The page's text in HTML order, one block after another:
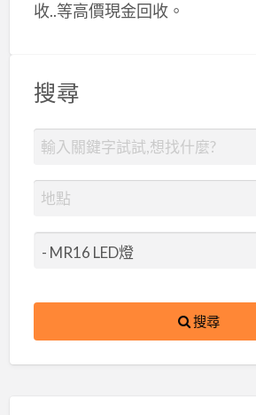
收..等高價現金回收。
搜尋
搜尋